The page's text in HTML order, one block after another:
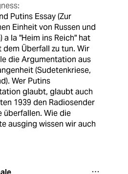
Putins Essay (Zur
Einheit von Russen und
a la "Heim ins Reich" hat
dem Überfall zu tun. Wir
die Argumentation aus
(Sudetenkriese,
Wer Putins
glaubt, glaubt auch
1939 den Radiosender
überfallen. Wie die
ausging wissen wir auch